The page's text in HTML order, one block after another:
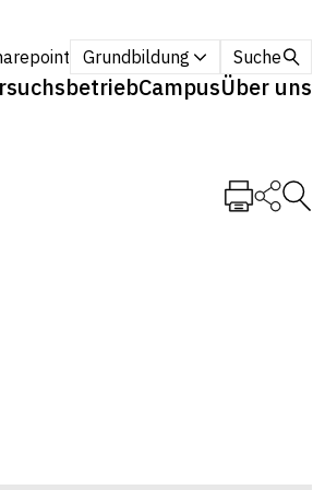
Grundbildung Suche
CampusÜber uns